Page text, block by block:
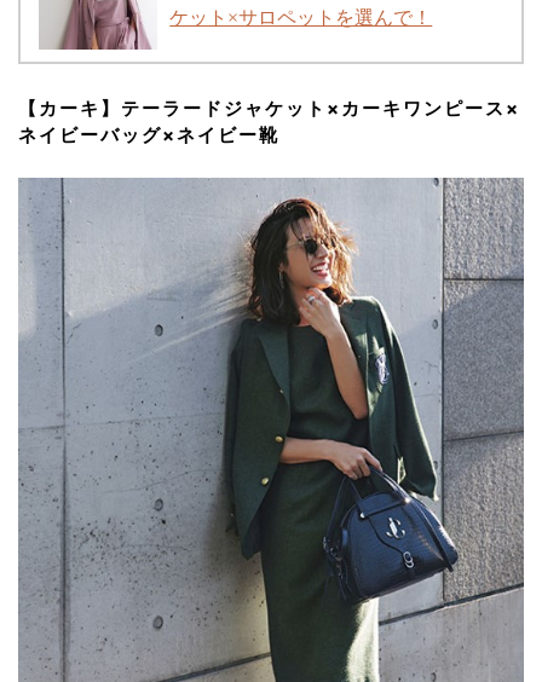
ケット×サロペットを選んで！
【カーキ】テーラードジャケット×カーキワンピース×
ネイビーバッグ×ネイビー靴